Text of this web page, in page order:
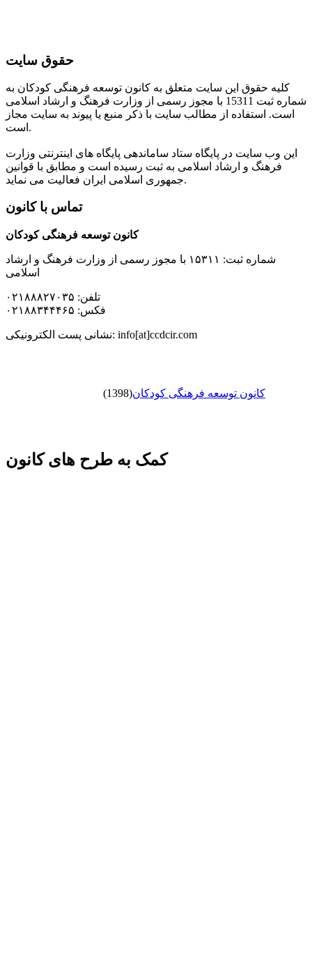
حقوق سایت
کلیه حقوق این سایت متعلق به کانون توسعه فرهنگی کودکان به
شماره ثبت 15311 با مجوز رسمی از وزارت فرهنگ و ارشاد اسلامی
است. استفاده از مطالب سایت با ذکر منبع یا پیوند به سایت مجاز
است.
این وب سایت در پایگاه ستاد ساماندهی پایگاه های اینترنتی وزارت
فرهنگ و ارشاد اسلامی به ثبت رسیده است و مطابق با قوانین
جمهوری اسلامی ایران فعالیت می نماید.
تماس با کانون
کانون توسعه فرهنگی کودکان
شماره ثبت: ۱۵۳۱۱ با مجوز رسمی از وزارت فرهنگ و ارشاد
اسلامی
تلفن: ۰۲۱۸۸۸۲۷۰۳۵
فکس: ۰۲۱۸۸۳۴۴۴۶۵
نشانی پست الکترونیکی: info[at]ccdcir.com
کانون توسعه فرهنگی کودکان(1398)
کمک به طرح های کانون